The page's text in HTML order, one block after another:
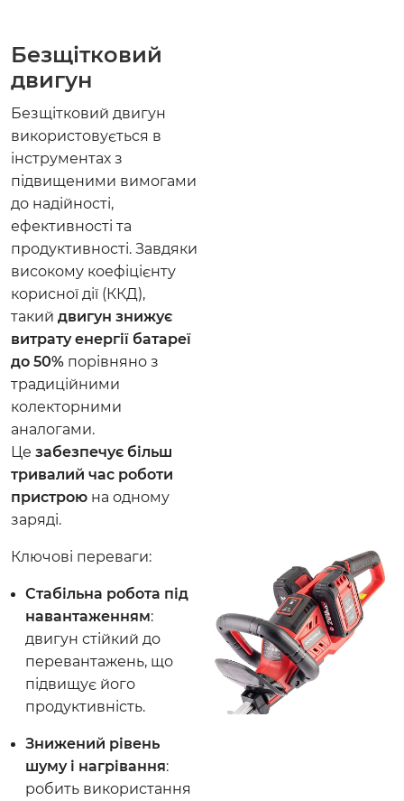
Безщітковий
двигун
Безщітковий двигун
використовується в
інструментах з
підвищеними вимогами
до надійності,
ефективності та
продуктивності. Завдяки
високому коефіцієнту
корисної дії (ККД),
такий двигун знижує
витрату енергії батареї
до 50% порівняно з
традиційними
колекторними
аналогами.
Це забезпечує більш
тривалий час роботи
пристрою на одному
заряді.
Ключові переваги:
Стабільна робота під
навантаженням:
двигун стійкий до
перевантажень, що
підвищує його
продуктивність.
Знижений рівень
шуму і нагрівання:
робить використання